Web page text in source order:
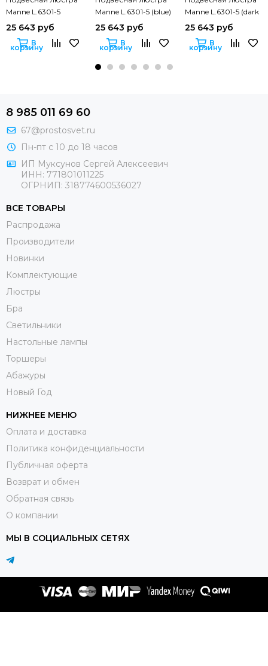
Manne L.6301-5
(black)
25 643 руб
В
корзину
Manne L.6301-5 (blue)
25 643 руб
В
корзину
Manne L.6301-5 (dark
blue)
25 643 руб
В
корзину
8 985 011 69 60
67@prostosvet.ru
Пн-пт с 10 до 18 часов
ИП Муксунов Сергей Алексеевич
ИНН: 771801011225
ОГРНИП: 318774600536027
ВСЕ ТОВАРЫ
Распродажа
Производители
Новинки
Комплектующие
Люстры
Бра
Светильники
Настольные лампы
Торшеры
Абажуры
Новый Год
НИЖНЕЕ МЕНЮ
Оплата и доставка
Политика конфиденциальности
Публичная оферта
Возврат и обмен
Обратная связь
О компании
МЫ В СОЦИАЛЬНЫХ СЕТЯХ